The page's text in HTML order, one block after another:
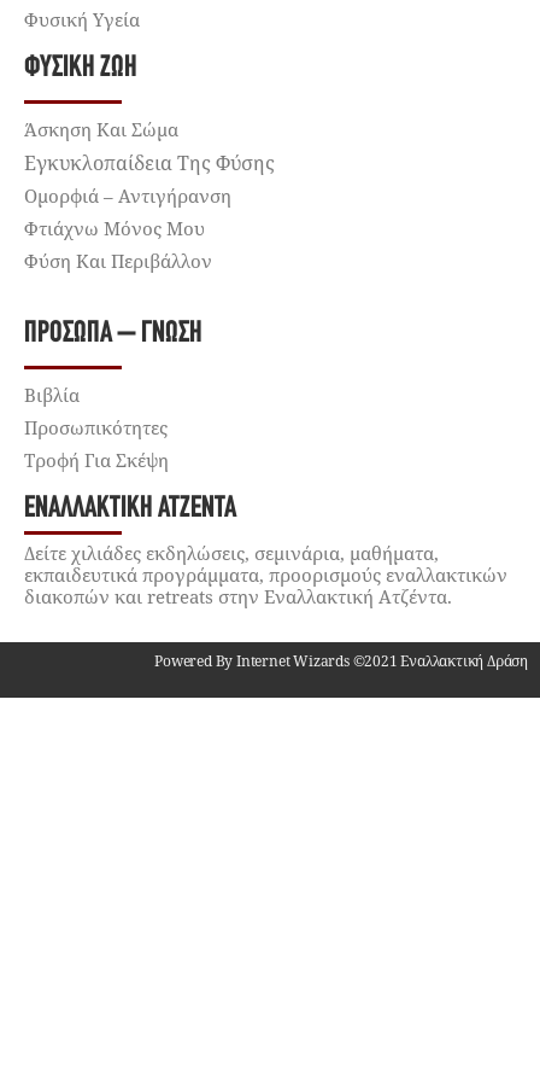
Φυσική Υγεία
ΦΥΣΙΚΉ ΖΩΉ
Άσκηση Και Σώμα
Εγκυκλοπαίδεια Της Φύσης
Ομορφιά – Αντιγήρανση
Φτιάχνω Μόνος Μου
Φύση Και Περιβάλλον
ΠΡΌΣΩΠΑ – ΓΝΏΣΗ
Βιβλία
Προσωπικότητες
Τροφή Για Σκέψη
ΕΝΑΛΛΑΚΤΙΚΉ ΑΤΖΈΝΤΑ
Δείτε χιλιάδες εκδηλώσεις, σεμινάρια, μαθήματα,
εκπαιδευτικά προγράμματα, προορισμούς εναλλακτικών
διακοπών και retreats στην Εναλλακτική Ατζέντα.
Powered By Internet Wizards ©2021 Εναλλακτική Δράση